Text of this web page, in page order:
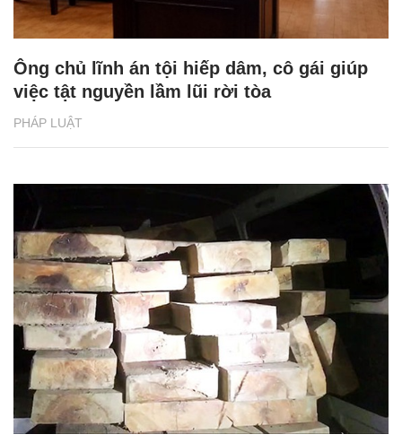
PHÁP LUẬT
Ông chủ lĩnh án tội hiếp dâm, cô gái giúp
việc tật nguyền lầm lũi rời tòa